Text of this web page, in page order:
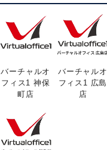
バーチャルオ
フィス1 神保
町店
バーチャルオ
フィス1 広島
店